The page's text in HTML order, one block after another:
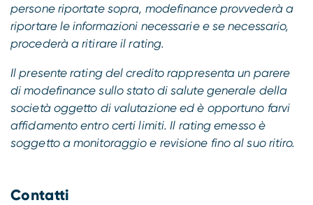
persone riportate sopra, modefinance provvederà a
riportare le informazioni necessarie e se necessario,
procederà a ritirare il rating.
Il presente rating del credito rappresenta un parere
di modefinance sullo stato di salute generale della
società oggetto di valutazione ed è opportuno farvi
affidamento entro certi limiti. Il rating emesso è
soggetto a monitoraggio e revisione fino al suo ritiro.
Contatti